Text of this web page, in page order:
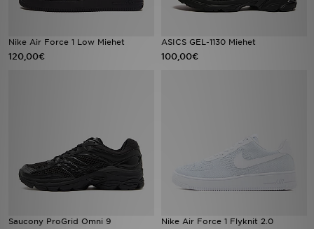
Nike Air Force 1 Low Miehet
120,00€
ASICS GEL-1130 Miehet
100,00€
Saucony ProGrid Omni 9 Nike Air Force 1 Flyknit 2.0